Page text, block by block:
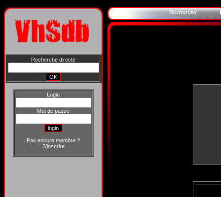
Recherche directe
Login
Mot de passe
Pas encore membre ?
S'inscrire
Recherche